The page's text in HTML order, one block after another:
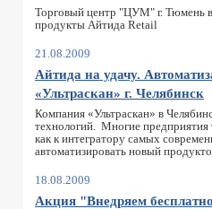
Торговый центр "ЦУМ" г. Тюмень в
продукты Айтида Retail
21.08.2009
Айтида на удачу.
«Ультраскан» г. Челябинск
Компания «Ультраскан» в
технологий. Многие предприятия
как к интегратору самых
автоматизировать новый
18.08.2009
Акция "Внедряем